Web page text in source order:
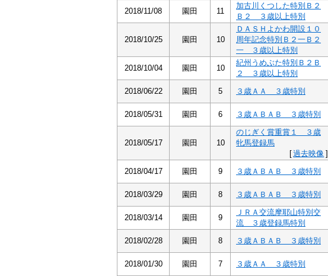
2018/11/08 園田 11
加古川くつした特別Ｂ２
Ｂ２ ３歳以上特別
2018/10/25 園田 10
ＤＡＳＨよかわ開設１０
周年記念特別Ｂ２一Ｂ２
一 ３歳以上特別
2018/10/04 園田 10
紀州うめぶた特別Ｂ２Ｂ
２ ３歳以上特別
2018/06/22 園田 5 ３歳ＡＡ ３歳特別
2018/05/31 園田 6 ３歳ＡＢＡＢ ３歳特別
2018/05/17 園田 10
のじぎく賞重賞１ ３歳
牝馬登録馬
[過去映像 ]
2018/04/17 園田 9 ３歳ＡＢＡＢ ３歳特別
2018/03/29 園田 8 ３歳ＡＢＡＢ ３歳特別
2018/03/14 園田 9
ＪＲＡ交流摩耶山特別交
流 ３歳登録馬特別
2018/02/28 園田 8 ３歳ＡＢＡＢ ３歳特別
2018/01/30 園田 7 ３歳ＡＡ ３歳特別